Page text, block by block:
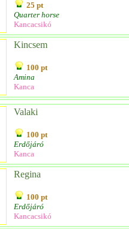
25 pt
Quarter horse
Kancacsikó
Kincsem
100 pt
Amina
Kanca
Valaki
100 pt
Erdőjáró
Kanca
Regina
100 pt
Erdőjáró
Kancacsikó